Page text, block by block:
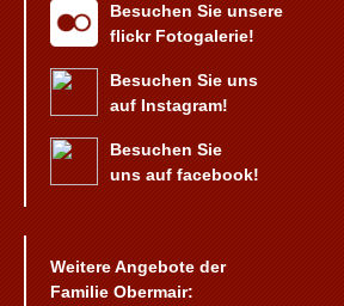
Besuchen Sie unsere
flickr Fotogalerie!
Besuchen Sie uns
auf Instagram!
Besuchen Sie
uns auf facebook!
Weitere Angebote der
Familie Obermair: